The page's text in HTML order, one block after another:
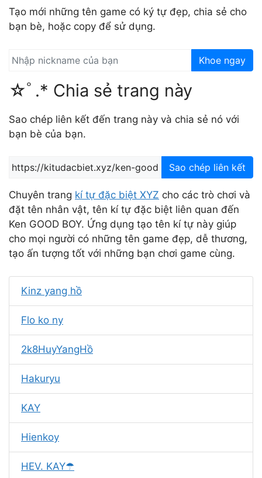
Tạo mới những tên game có ký tự đẹp, chia sẻ cho
bạn bè, hoặc copy để sử dụng.
Khoe ngay
☆ﾟ.* Chia sẻ trang này
Sao chép liên kết đến trang này và chia sẻ nó với
bạn bè của bạn.
Sao chép liên kết
Chuyên trang kí tự đặc biệt XYZ cho các trò chơi và
đặt tên nhân vật, tên kí tự đặc biệt liên quan đến
Ken GOOD BOY. Ứng dụng tạo tên kí tự này giúp
cho mọi người có những tên game đẹp, dễ thương,
tạo ấn tượng tốt với những bạn chơi game cùng.
Kinz yang hồ
Flo ko ny
2k8HuyYangHồ
Hakuryu
KAY
Hienkoy
HEV. KAY☂